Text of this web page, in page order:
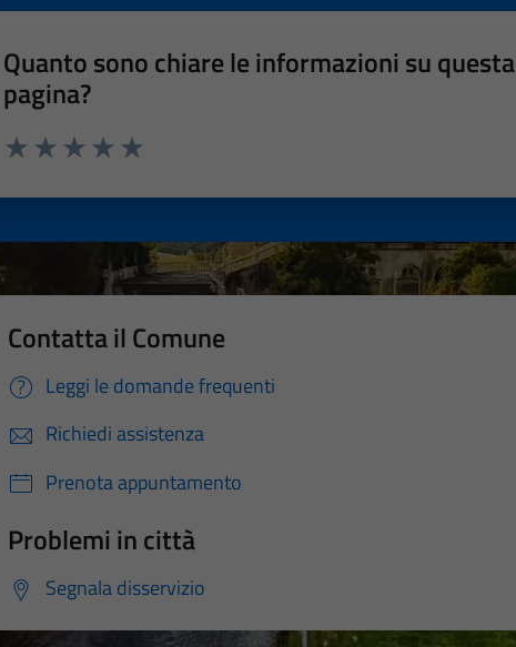
Quanto sono chiare le informazioni su questa
pagina?
Contatta il Comune
Leggi le domande frequenti
Richiedi assistenza
Prenota appuntamento
Problemi in città
Segnala disservizio